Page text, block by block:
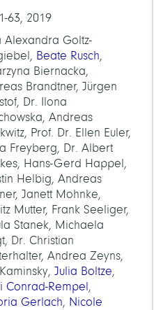
63, 2019
Alexandra Goltz-
Beate Rusch,
Biernacka,
Brandtner, Jürgen
Dr. Ilona
Andreas
Prof. Dr. Ellen Euler,
Freyberg, Dr. Albert
Hans-Gerd Happel,
Helbig, Andreas
Janett Mohnke,
Mutter, Frank Seeliger,
Stanek, Michaela
Dr. Christian
Andrea Zeyns,
Julia Boltze,
Conrad-Rempel ,
Gerlach, Nicole